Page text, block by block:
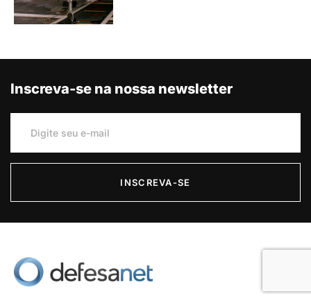
Inscreva-se na nossa newsletter
INSCREVA-SE